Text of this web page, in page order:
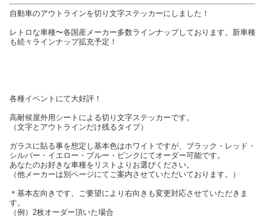
自動車のアウトラインを切り文字ステッカーにしました！
レトロな車種〜各国産メーカー多数ラインナップしております。新車種
も続々ラインナップ拡充予定！
各種イベントにて大好評！
高耐候屋外用シートによる切り文字ステッカーです。
（文字とアウトラインだけ残るタイプ）
ガラスに貼る事を想定し基本色はホワイトですが、ブラック・レッド・
シルバー・イエロー・ブルー・ピンクにてオーダー可能です。
あなたのお好きな車種をリストよりお選びください。
（他メーカーは別ページにてご案内させていただいております。）
＊基本左向きです。ご要望により右向きも変更対応させていただきま
す。
（例）2枚オーダー頂いた場合